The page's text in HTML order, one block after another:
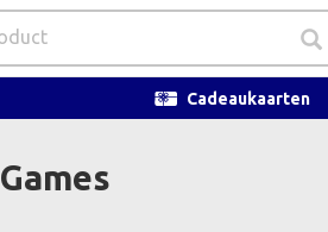
Cadeaukaarten
Games